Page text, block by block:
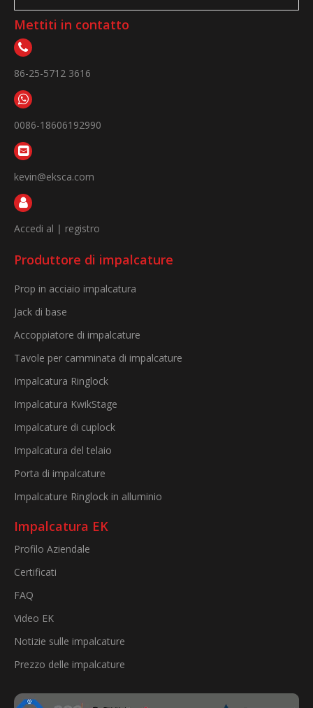
Mettiti in contatto
86-25-5712 3616
0086-18606192990
kevin@eksca.com
Accedi al | registro
Produttore di impalcature
Prop in acciaio impalcatura
Jack di base
Accoppiatore di impalcature
Tavole per camminata di impalcature
Impalcatura Ringlock
Impalcatura KwikStage
Impalcature di cuplock
Impalcatura del telaio
Porta di impalcature
Impalcature Ringlock in alluminio
Impalcatura EK
Profilo Aziendale
Certificati
FAQ
Video EK
Notizie sulle impalcature
Prezzo delle impalcature